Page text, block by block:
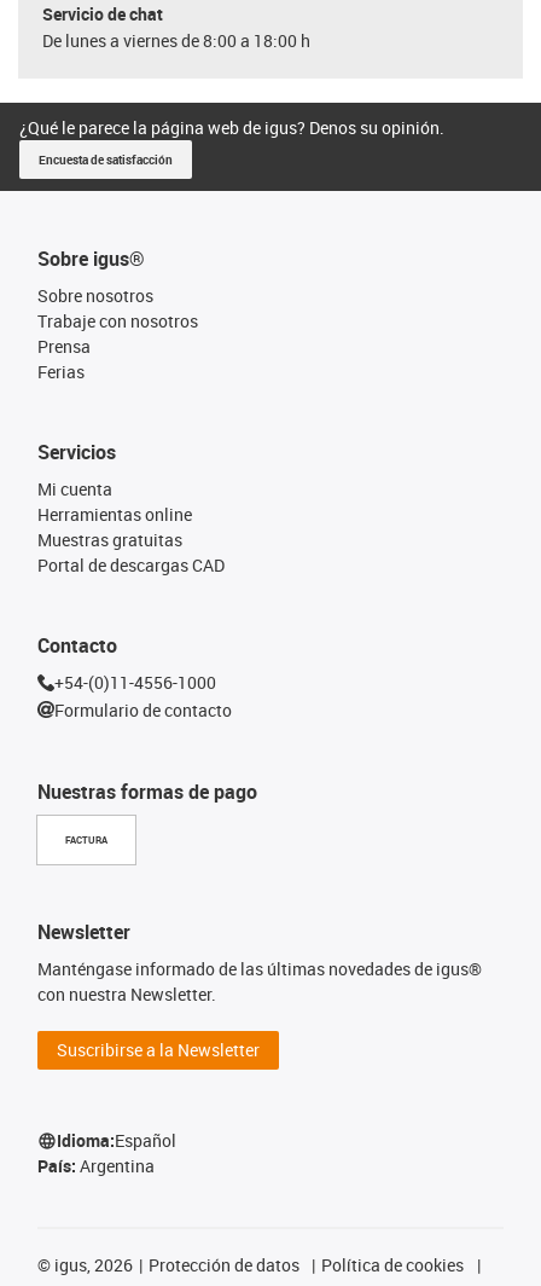
Servicio de chat
De lunes a viernes de 8:00 a 18:00 h
¿Qué le parece la página web de igus? Denos su opinión.
Encuesta de satisfacción
Sobre igus®
Sobre nosotros
Trabaje con nosotros
Prensa
Ferias
Nuestras formas de pago
FACTURA
Servicios
Mi cuenta
Herramientas online
Muestras gratuitas
Portal de descargas CAD
Contacto
+54-(0)11-4556-1000
Formulario de contacto
Newsletter
Manténgase informado de las últimas novedades de igus®
con nuestra Newsletter.
Suscribirse a la Newsletter
Idioma:Español
País: Argentina
© igus, 2026 Protección de datos
Política de cookies